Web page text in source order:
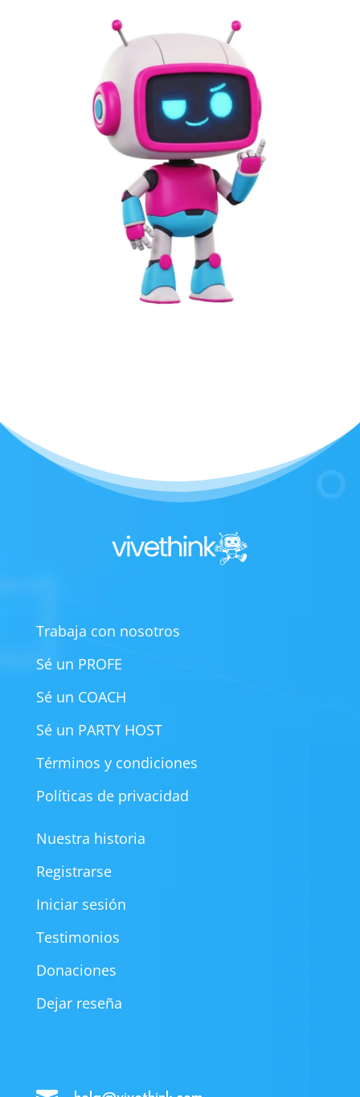
Trabaja con nosotros
Sé un PROFE
Sé un COACH
Sé un PARTY HOST
Términos y condiciones
Políticas de privacidad
Nuestra historia
Registrarse
Iniciar sesión
Testimonios
Donaciones
Dejar reseña